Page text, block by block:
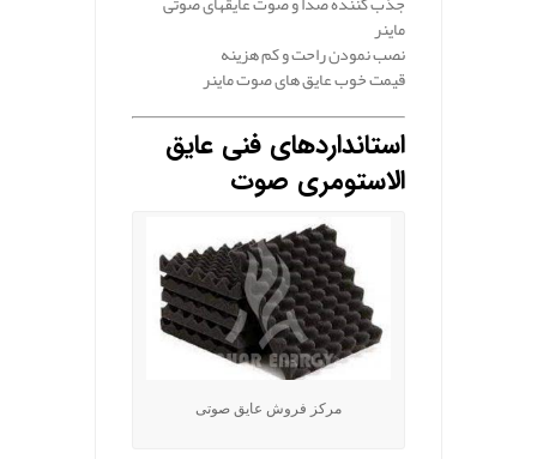
ماینر
نصب نمودن راحت و کم هزینه
قیمت خوب عایق های صوت ماینر
استانداردهای فنی عایق
الاستومری صوت
مرکز فروش عایق صوتی